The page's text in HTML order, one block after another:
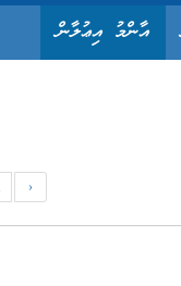
އާންމު އިޢުލާން
›